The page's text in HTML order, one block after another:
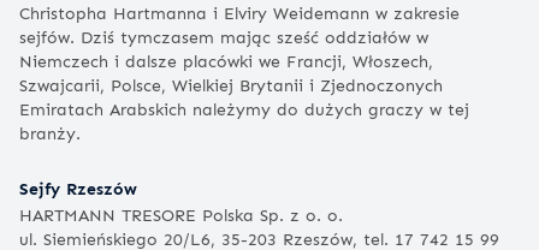
Christopha Hartmanna i Elviry Weidemann w zakresie
sejfów. Dziś tymczasem mając sześć oddziałów w
Niemczech i dalsze placówki we Francji, Włoszech,
Szwajcarii, Polsce, Wielkiej Brytanii i Zjednoczonych
Emiratach Arabskich należymy do dużych graczy w tej
branży.
Sejfy Rzeszów
HARTMANN TRESORE Polska Sp. z o. o.
ul. Siemieńskiego 20/L6, 35-203 Rzeszów, tel. 17 742 15 99